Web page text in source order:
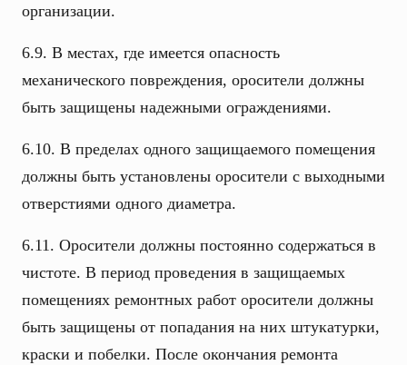
организации.
6.9. В местах, где имеется опасность
механического повреждения, оросители должны
быть защищены надежными ограждениями.
6.10. В пределах одного защищаемого помещения
должны быть установлены оросители с выходными
отверстиями одного диаметра.
6.11. Оросители должны постоянно содержаться в
чистоте. В период проведения в защищаемых
помещениях ремонтных работ оросители должны
быть защищены от попадания на них штукатурки,
краски и побелки. После окончания ремонта